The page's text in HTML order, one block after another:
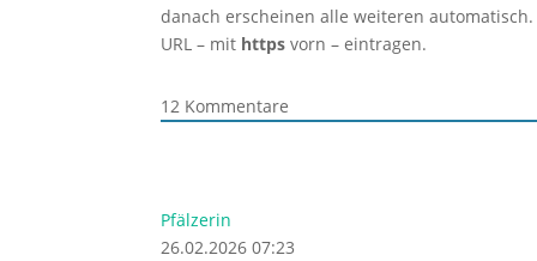
danach erscheinen alle weiteren
URL – mit https vorn – eintragen.
12 Kommentare
Pfälzerin
26.02.2026 07:23